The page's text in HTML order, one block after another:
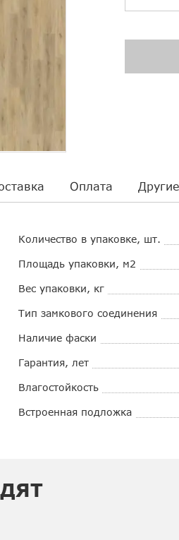
Оплата
Количество в упаковке, шт.
Площадь упаковки, м2
Вес упаковки, кг
Тип замкового соединения
Наличие фаски
Гарантия, лет
Влагостойкость
Встроенная подложка